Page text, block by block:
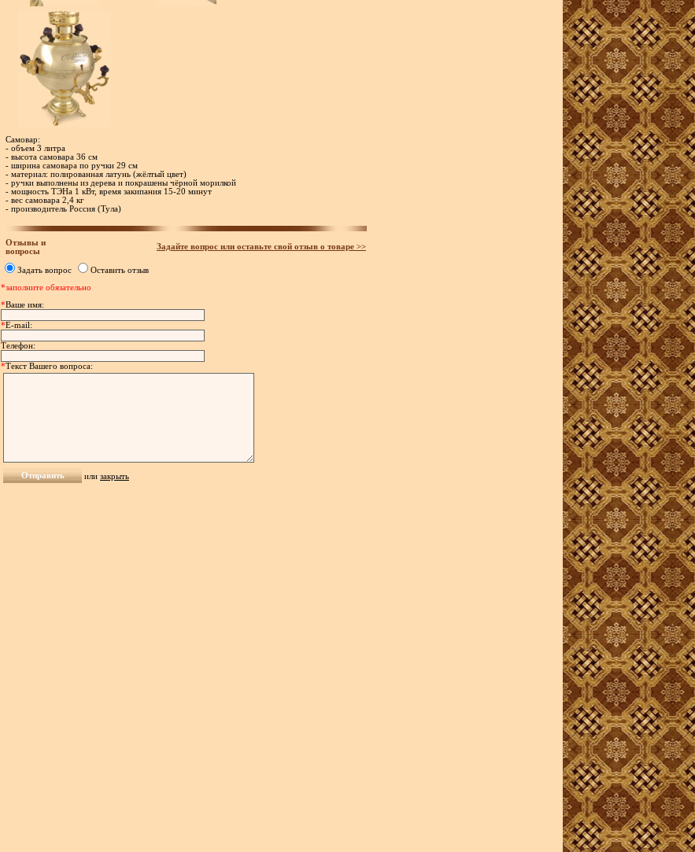
Самовар:
- объем 3 литра
- высота самовара 36 см
- ширина самовара по ручки 29 см
- материал: полированная латунь (жёлтый цвет)
- ручки выполнены из дерева и покрашены чёрной морилкой
- мощность ТЭНа 1 кВт, время закипания 15-20 минут
- вес самовара 2,4 кг
- производитель Россия (Тула)
Отзывы и
вопросы
Задайте вопрос или оставьте свой отзыв о товаре >>
Задать вопрос
Оставить отзыв
*заполните обязательно
*Ваше имя:
*E-mail:
Телефон:
*Текст Вашего вопроса:
или закрыть